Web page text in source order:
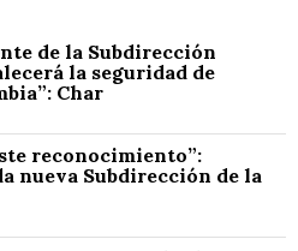
de la Subdirección
la seguridad de
Char
reconocimiento”:
nueva Subdirección de la